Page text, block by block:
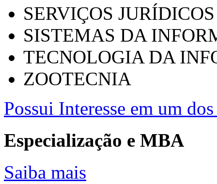
SERVIÇOS
SISTEMAS DA
TECNOLOGIA DA
ZOOTECNIA
Possui Interesse em um
Especialização e MBA
Saiba mais